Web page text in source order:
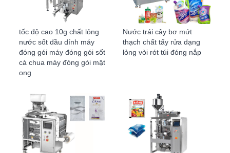
tốc độ cao 10g chất lỏng
nước sốt dầu dính máy
đóng gói máy đóng gói sốt
cà chua máy đóng gói mật
ong
Nước trái cây bơ mứt
thạch chất tẩy rửa dạng
lỏng vòi rót túi đóng nắp